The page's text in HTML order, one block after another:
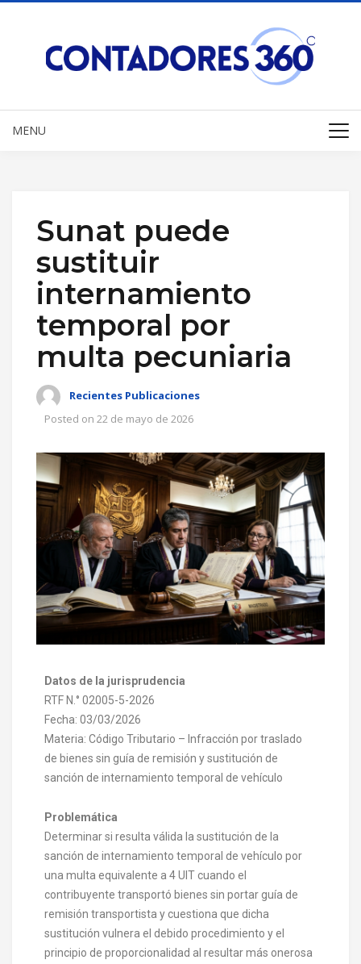
MENU
Sunat puede
sustituir
internamiento
temporal por
multa pecuniaria
Recientes Publicaciones
Posted on 22 de mayo de 2026
Datos de la jurisprudencia
RTF N.° 02005-5-2026
Fecha: 03/03/2026
Materia: Código Tributario – Infracción por traslado
de bienes sin guía de remisión y sustitución de
sanción de internamiento temporal de vehículo
Problemática
Determinar si resulta válida la sustitución de la
sanción de internamiento temporal de vehículo por
una multa equivalente a 4 UIT cuando el
contribuyente transportó bienes sin portar guía de
remisión transportista y cuestiona que dicha
sustitución vulnera el debido procedimiento y el
principio de proporcionalidad al resultar más onerosa